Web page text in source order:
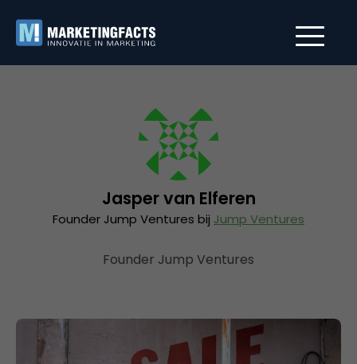
Jasper van Elferen
Founder Jump Ventures bij Jump Ventures
Founder Jump Ventures